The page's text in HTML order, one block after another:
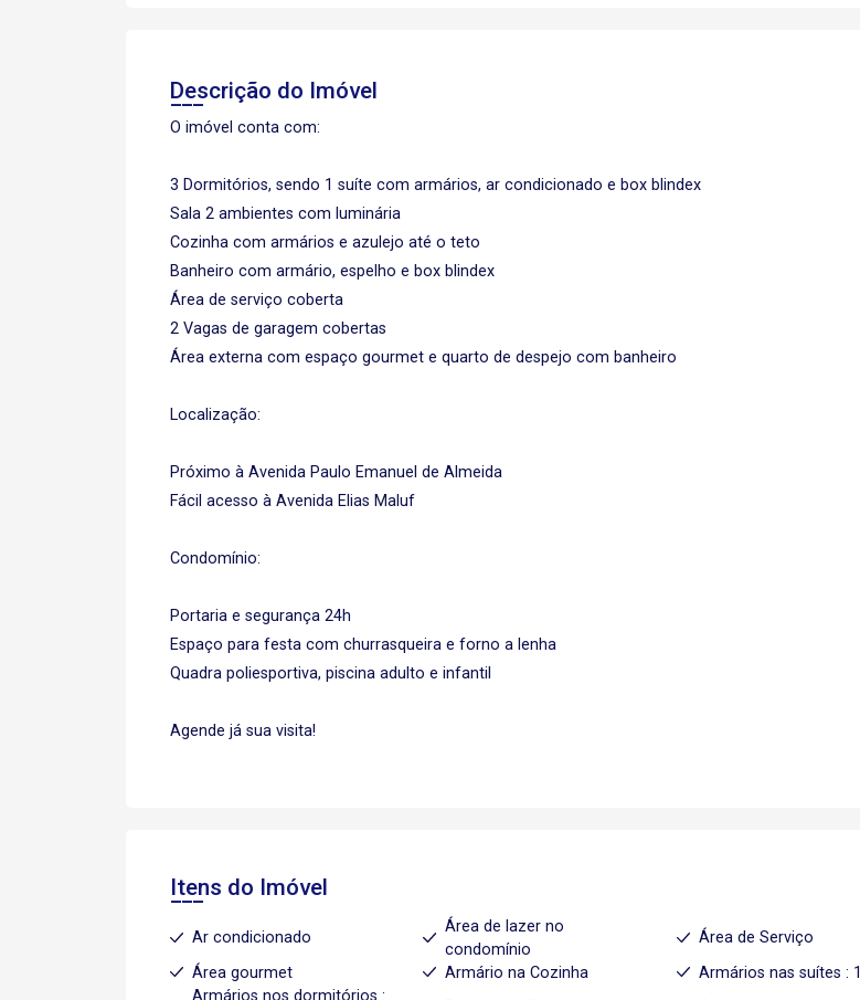
Descrição do Imóvel
O imóvel conta com:
3 Dormitórios, sendo 1 suíte com armários, ar condicionado e box blindex
Sala 2 ambientes com luminária
Cozinha com armários e azulejo até o teto
Banheiro com armário, espelho e box blindex
Área de serviço coberta
2 Vagas de garagem cobertas
Área externa com espaço gourmet e quarto de despejo com banheiro
Localização:
Próximo à Avenida Paulo Emanuel de Almeida
Fácil acesso à Avenida Elias Maluf
Condomínio:
Portaria e segurança 24h
Espaço para festa com churrasqueira e forno a lenha
Quadra poliesportiva, piscina adulto e infantil
Agende já sua visita!
Itens do Imóvel
Ar condicionado
Área de lazer no
condomínio
Área de Serviço
Área gourmet
Armário na Cozinha
Armários nas suítes : 1
Armários nos dormitórios :